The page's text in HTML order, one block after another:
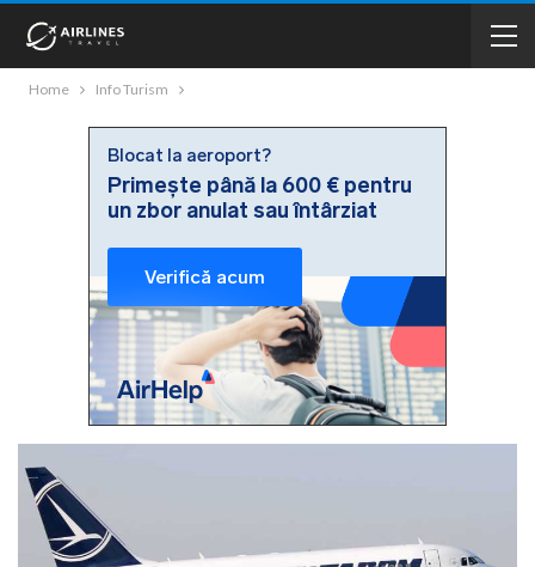
Home Info Turism